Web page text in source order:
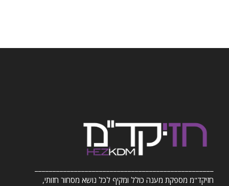
חזיקד"מ מספקת מענה כולל ומקיף לכל נושא מסחור חזותי,